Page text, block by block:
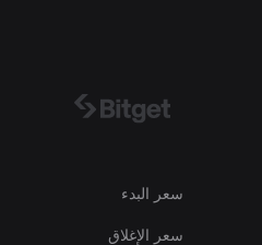
سعر البدء
سعر الإغلاق